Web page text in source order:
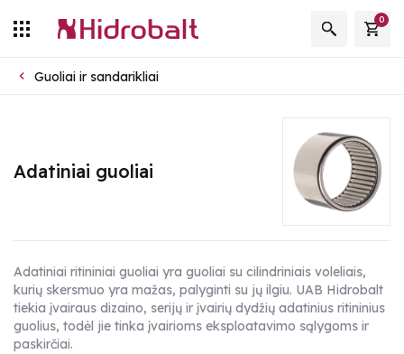
0
Guoliai ir sandarikliai
Adatiniai guoliai
Adatiniai ritininiai guoliai yra guoliai su cilindriniais voleliais,
kurių skersmuo yra mažas, palyginti su jų ilgiu. UAB Hidrobalt
tiekia įvairaus dizaino, serijų ir įvairių dydžių adatinius ritininius
guolius, todėl jie tinka įvairioms eksploatavimo sąlygoms ir
paskirčiai.